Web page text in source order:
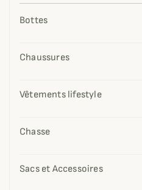
Bottes
Chaussures
Vêtements lifestyle
Chasse
Sacs et Accessoires